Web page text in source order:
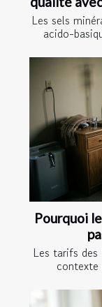
Les sels
acido-
Pourquoi
Les tarifs des